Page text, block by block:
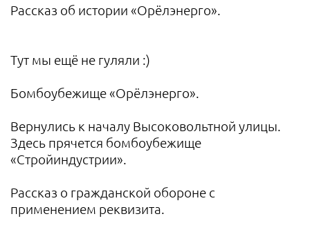
Рассказ об истории «Орёлэнерго».
Тут мы ещё не гуляли :)
Бомбоубежище «Орёлэнерго».
Вернулись к началу Высоковольтной улицы.
Здесь прячется бомбоубежище
«Стройиндустрии».
Рассказ о гражданской обороне с
применением реквизита.